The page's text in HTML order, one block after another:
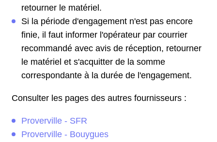
retourner le matériel.
Si la période d'engagement n'est pas encore
finie, il faut informer l'opérateur par courrier
recommandé avec avis de réception, retourner
le matériel et s'acquitter de la somme
correspondante à la durée de l'engagement.
Consulter les pages des autres fournisseurs :
Proverville - SFR
Proverville - Bouygues